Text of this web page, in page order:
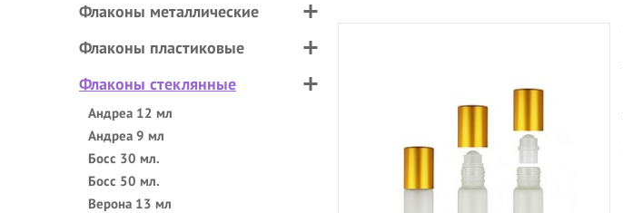
Флаконы металлические
Флаконы пластиковые
Флаконы стеклянные
Андреа 12 мл
Андреа 9 мл
Босс 30 мл.
Босс 50 мл.
Верона 13 мл